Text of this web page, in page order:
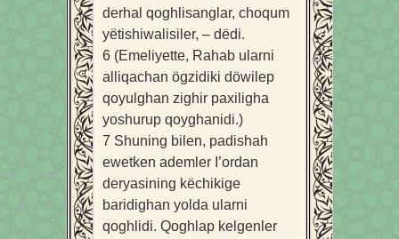
derhal qoghlisanglar, choqum
yëtishiwalisiler, – dëdi.
6 (Emeliyette, Rahab ularni
alliqachan ögzidiki döwilep
qoyulghan zighir paxiligha
yoshurup qoyghanidi.)
7 Shuning bilen, padishah
ewetken ademler I’ordan
deryasining këchikige
baridighan yolda ularni
qoghlidi. Qoghlap kelgenler